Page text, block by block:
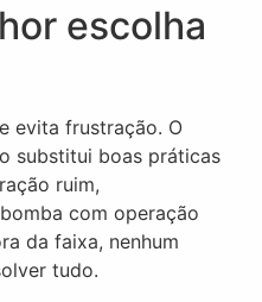
escolha
evita frustração. O
substitui boas práticas
ruim,
com operação
da faixa, nenhum
tudo.